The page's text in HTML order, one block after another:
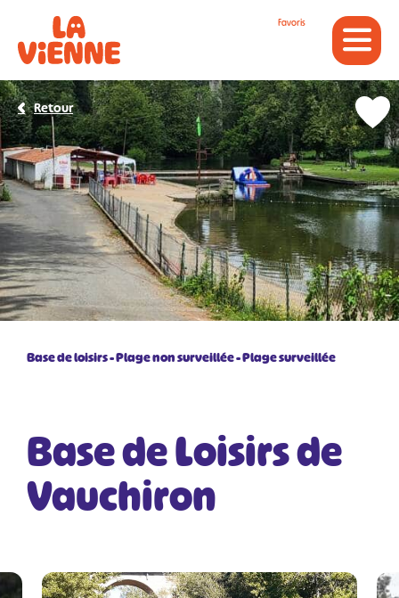
Favoris
Base de loisirs Plage non surveillée Plage surveillée
Base de Loisirs de
Vauchiron
Retour